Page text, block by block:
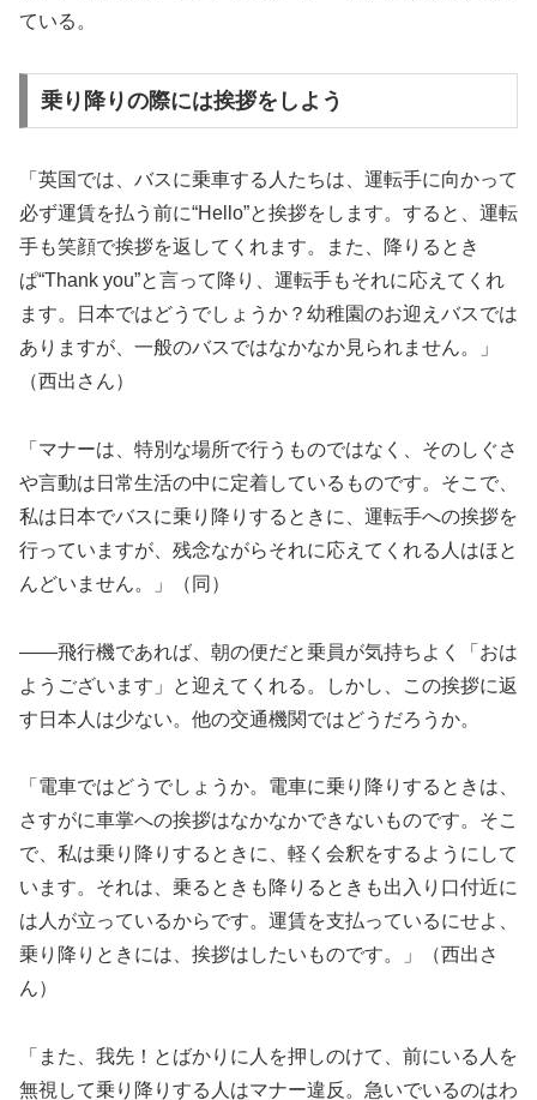
ている。
乗り降りの際には挨拶をしよう
「英国では、バスに乗車する人たちは、運転手に向かって
必ず運賃を払う前に“Hello”と挨拶をします。すると、運転
手も笑顔で挨拶を返してくれます。また、降りるとき
ぱ“Thank you”と言って降り、運転手もそれに応えてくれ
ます。日本ではどうでしょうか？幼稚園のお迎えバスでは
ありますが、一般のバスではなかなか見られません。」
（西出さん）
「マナーは、特別な場所で行うものではなく、そのしぐさ
や言動は日常生活の中に定着しているものです。そこで、
私は日本でバスに乗り降りするときに、運転手への挨拶を
行っていますが、残念ながらそれに応えてくれる人はほと
んどいません。」（同）
――飛行機であれば、朝の便だと乗員が気持ちよく「おは
ようございます」と迎えてくれる。しかし、この挨拶に返
す日本人は少ない。他の交通機関ではどうだろうか。
「電車ではどうでしょうか。電車に乗り降りするときは、
さすがに車掌への挨拶はなかなかできないものです。そこ
で、私は乗り降りするときに、軽く会釈をするようにして
います。それは、乗るときも降りるときも出入り口付近に
は人が立っているからです。運賃を支払っているにせよ、
乗り降りときには、挨拶はしたいものです。」（西出さ
ん）
「また、我先！とばかりに人を押しのけて、前にいる人を
無視して乗り降りする人はマナー違反。急いでいるのはわ